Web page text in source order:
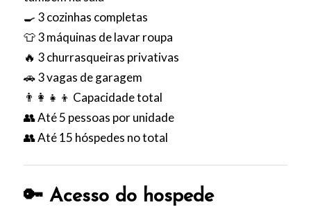
🍳 3 cozinhas completas
👕 3 máquinas de lavar roupa
🔥 3 churrasqueiras privativas
🚗 3 vagas de garagem
👨‍👩‍👧‍👦 Capacidade total
👥 Até 5 pessoas por unidade
👥 Até 15 hóspedes no total
🔑 Acesso do hospede